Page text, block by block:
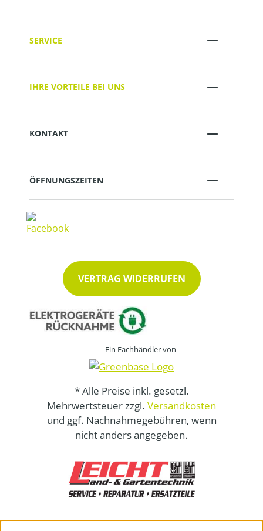
SERVICE
IHRE VORTEILE BEI UNS
KONTAKT
ÖFFNUNGSZEITEN
VERTRAG WIDERRUFEN
Ein Fachhändler von
* Alle Preise inkl. gesetzl.
Mehrwertsteuer zzgl. Versandkosten
und ggf. Nachnahmegebühren, wenn
nicht anders angegeben.